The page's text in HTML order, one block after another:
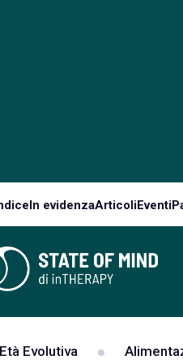
In evidenzaArticoliEventi
Età Evolutiva